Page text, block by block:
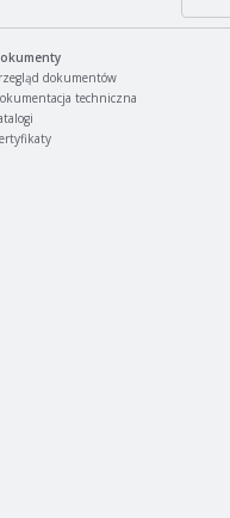
dokumentów
techniczna